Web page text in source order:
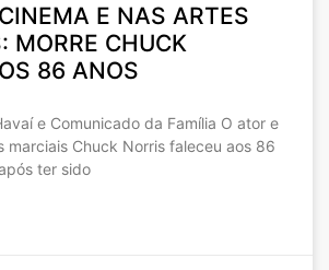
E NAS ARTES
MORRE CHUCK
86 ANOS
e Comunicado da Família O ator e
marciais Chuck Norris faleceu aos 86
ter sido